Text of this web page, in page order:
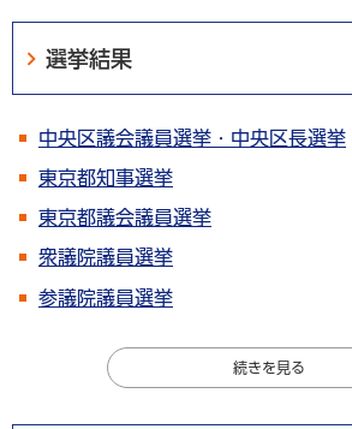
選挙結果
中央区議会議員選挙・中央区長選挙
東京都知事選挙
東京都議会議員選挙
衆議院議員選挙
参議院議員選挙
続きを見る